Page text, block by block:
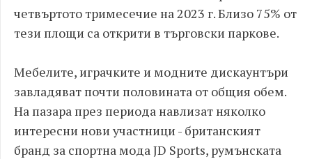
четвъртото тримесечие на 2023 г. Близо 75% от
тези площи са открити в търговски паркове.
Мебелите, играчките и модните дискаунтъри
завладяват почти половината от общия обем.
На пазара през периода навлизат няколко
интересни нови участници - британският
бранд за спортна мода JD Sports, румънската